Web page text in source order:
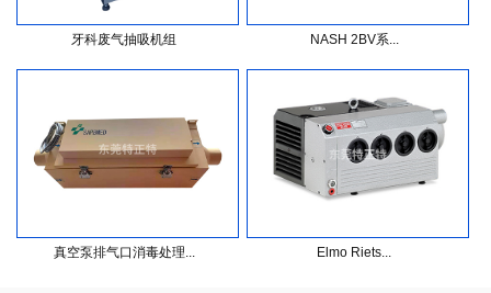
牙科废气抽吸机组 NASH 2BV系...
真空泵排气口消毒处理... Elmo Riets...